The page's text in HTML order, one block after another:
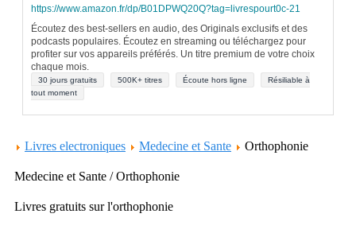
https://www.amazon.fr/dp/B01DPWQ20Q?tag=livrespourt0c-21
Écoutez des best-sellers en audio, des Originals exclusifs et des
podcasts populaires. Écoutez en streaming ou téléchargez pour
profiter sur vos appareils préférés. Un titre premium de votre choix
chaque mois.
30 jours gratuits 500K+ titres Écoute hors ligne
Résiliable à
tout moment
Livres electroniques Medecine et Sante Orthophonie
Medecine et Sante / Orthophonie
Livres gratuits sur l'orthophonie